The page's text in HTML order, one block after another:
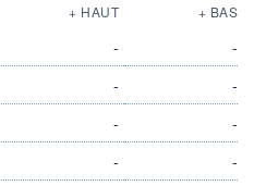
+ HAUT + BAS
-
-
-
-
-
-
-
-